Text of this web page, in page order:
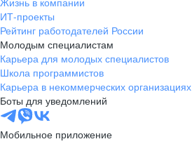
ИТ-проекты
Рейтинг работодателей России
Молодым специалистам
Карьера для молодых специалистов
Школа программистов
Карьера в некоммерческих организациях
Боты для уведомлений
Мобильное приложение